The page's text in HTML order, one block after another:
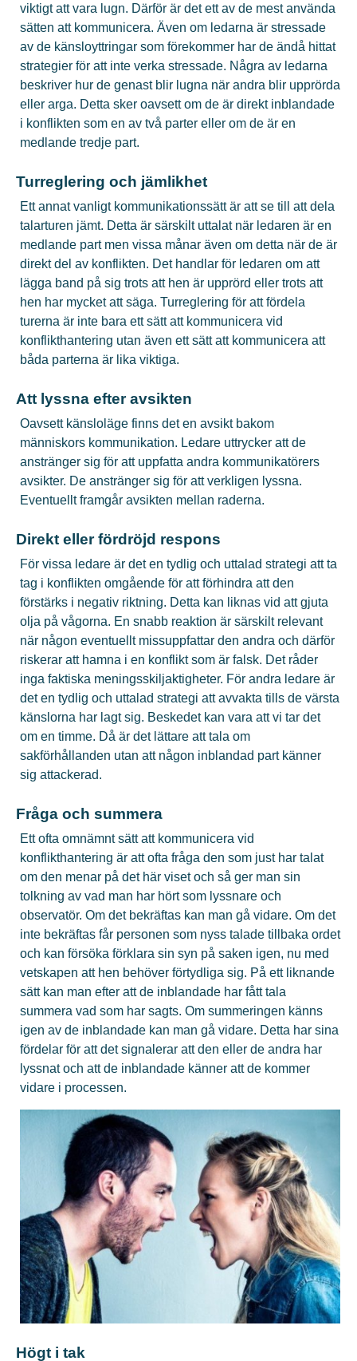
viktigt att vara lugn. Därför är det ett av de mest använda
sätten att kommunicera. Även om ledarna är stressade
av de känsloyttringar som förekommer har de ändå hittat
strategier för att inte verka stressade. Några av ledarna
beskriver hur de genast blir lugna när andra blir upprörda
eller arga. Detta sker oavsett om de är direkt inblandade
i konflikten som en av två parter eller om de är en
medlande tredje part.
Turreglering och jämlikhet
Ett annat vanligt kommunikationssätt är att se till att dela
talarturen jämt. Detta är särskilt uttalat när ledaren är en
medlande part men vissa månar även om detta när de är
direkt del av konflikten. Det handlar för ledaren om att
lägga band på sig trots att hen är upprörd eller trots att
hen har mycket att säga. Turreglering för att fördela
turerna är inte bara ett sätt att kommunicera vid
konflikthantering utan även ett sätt att kommunicera att
båda parterna är lika viktiga.
Att lyssna efter avsikten
Oavsett känsloläge finns det en avsikt bakom
människors kommunikation. Ledare uttrycker att de
anstränger sig för att uppfatta andra kommunikatörers
avsikter. De anstränger sig för att verkligen lyssna.
Eventuellt framgår avsikten mellan raderna.
Direkt eller fördröjd respons
För vissa ledare är det en tydlig och uttalad strategi att ta
tag i konflikten omgående för att förhindra att den
förstärks i negativ riktning. Detta kan liknas vid att gjuta
olja på vågorna. En snabb reaktion är särskilt relevant
när någon eventuellt missuppfattar den andra och därför
riskerar att hamna i en konflikt som är falsk. Det råder
inga faktiska meningsskiljaktigheter. För andra ledare är
det en tydlig och uttalad strategi att avvakta tills de värsta
känslorna har lagt sig. Beskedet kan vara att vi tar det
om en timme. Då är det lättare att tala om
sakförhållanden utan att någon inblandad part känner
sig attackerad.
Fråga och summera
Ett ofta omnämnt sätt att kommunicera vid
konflikthantering är att ofta fråga den som just har talat
om den menar på det här viset och så ger man sin
tolkning av vad man har hört som lyssnare och
observatör. Om det bekräftas kan man gå vidare. Om det
inte bekräftas får personen som nyss talade tillbaka ordet
och kan försöka förklara sin syn på saken igen, nu med
vetskapen att hen behöver förtydliga sig. På ett liknande
sätt kan man efter att de inblandade har fått tala
summera vad som har sagts. Om summeringen känns
igen av de inblandade kan man gå vidare. Detta har sina
fördelar för att det signalerar att den eller de andra har
lyssnat och att de inblandade känner att de kommer
vidare i processen.
Högt i tak